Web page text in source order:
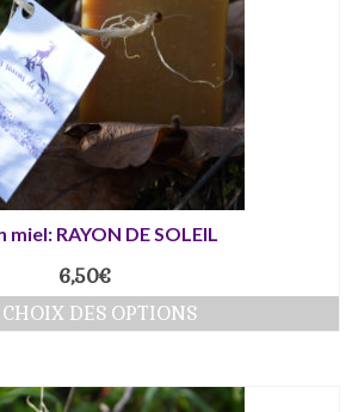
miel: RAYON DE SOLEIL
6,50€
CHOIX DES OPTIONS